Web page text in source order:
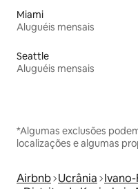
Miami
Aluguéis mensais
Seattle
Aluguéis mensais
*Algumas exclusões
localizações e algumas
Airbnb Ucrânia